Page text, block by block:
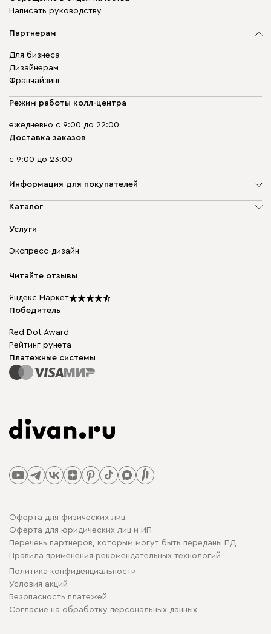
Написать руководству
Партнерам
Для бизнеса
Дизайнерам
Франчайзинг
Режим работы колл-центра
ежедневно с 9:00 до 22:00
Доставка заказов
с 9:00 до 23:00
Информация для покупателей
О компании
Доставка и оплата
диван.клуб
Карьера
Подарочные сертификаты
Мы в прессе
Каталог
Мягкая мебель
Бескаркасная мебель
Столы и стулья
Услуги
Экспресс-дизайн
Читайте отзывы
Яндекс Маркет
Победитель
Red Dot Award
Рейтинг рунета
Платежные системы
Оферта для физических лиц
Оферта для юридических лиц и ИП
Перечень партнеров, которым могут быть переданы ПД
Правила применения рекомендательных технологий
Политика конфиденциальности
Условия акций
Безопасность платежей
Cогласие на обработку персональных данных